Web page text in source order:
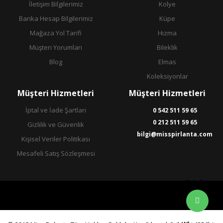
İletişim Bilgilerimiz
Banka Hesap Bilgilerimiz
Mağaza Yol Tarifi
Müşteri Yorumları
Blog
Kolye
Küpe
Hızma
Bileklik
Elmas
Koleksiyonlar
Müşteri Hizmetleri
İptal ve İade Şartları
Gizlilik ve Güvenlik
Kişisel Veriler Politikası
Mesafeli Satış Sözleşmesi
Müşteri Hizmetleri
0 542 511 59 65
0 212 511 59 65
bilgi@misspirlanta.com